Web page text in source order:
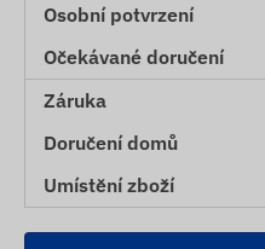
Osobní potvrzení
Očekávané doručení
Záruka
Doručení domů
Umístění zboží